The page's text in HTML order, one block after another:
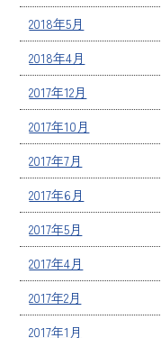
2018年5月
2018年4月
2017年12月
2017年10月
2017年7月
2017年6月
2017年5月
2017年4月
2017年2月
2017年1月